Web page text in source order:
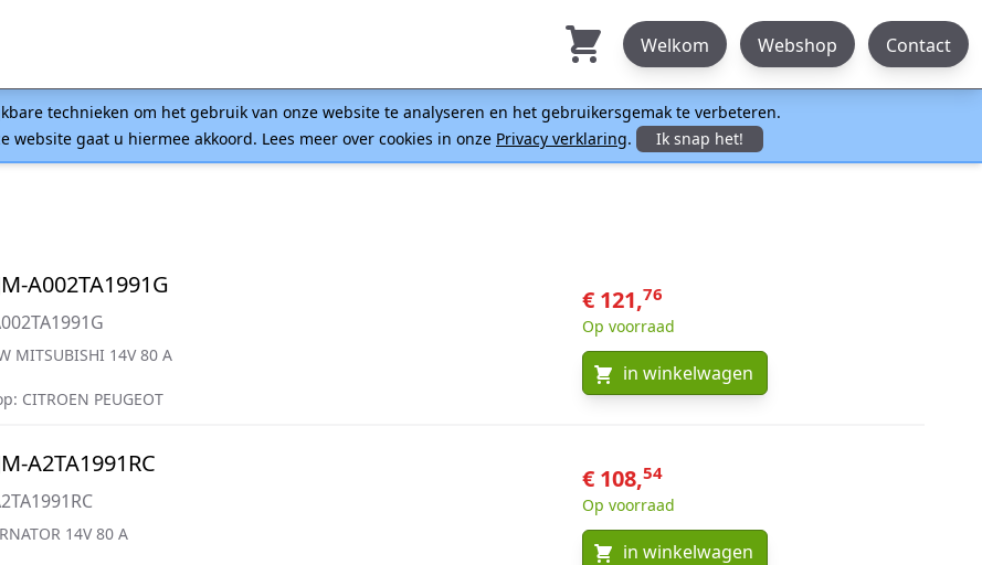
Welkom Webshop Contact
technieken om het gebruik van onze website te analyseren en het gebruikersgemak te verbeteren.
website gaat u hiermee akkoord. Lees meer over cookies in onze Privacy verklaring. Ik snap het!
A002TA1991G
MITSUBISHI 14V 80 A
CITROEN PEUGEOT
€ 121,76
Op voorraad
in winkelwagen
A2TA1991RC
14V 80 A
€ 108,54
Op voorraad
in winkelwagen